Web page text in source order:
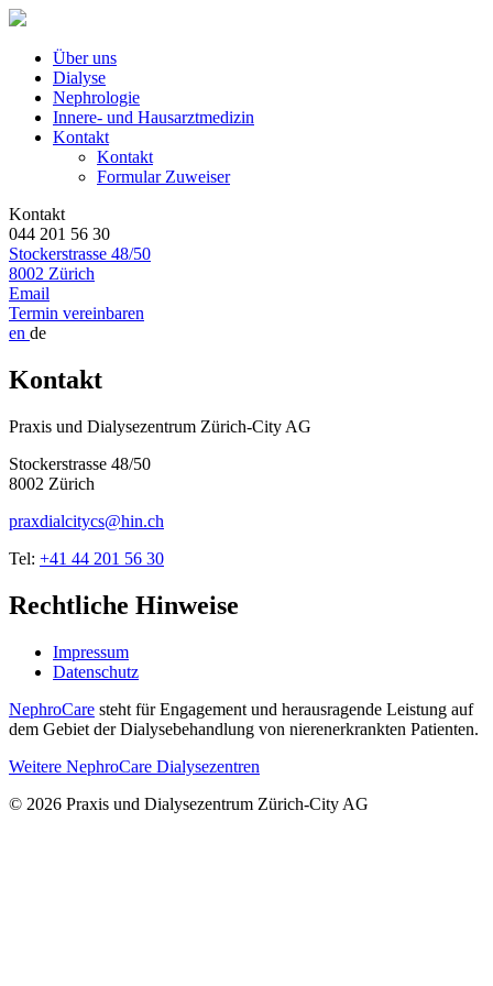
Über uns
Dialyse
Nephrologie
Innere- und Hausarztmedizin
Kontakt
Kontakt
Formular Zuweiser
Kontakt
044 201 56 30
Stockerstrasse 48/50
8002 Zürich
Email
Termin vereinbaren
en de
Kontakt
Praxis und Dialysezentrum Zürich-City AG
Stockerstrasse 48/50
8002 Zürich
praxdialcitycs@hin.ch
Tel: +41 44 201 56 30
Rechtliche Hinweise
Impressum
Datenschutz
NephroCare steht für Engagement und herausragende Leistung auf
dem Gebiet der Dialysebehandlung von nierenerkrankten Patienten.
Weitere NephroCare Dialysezentren
© 2026 Praxis und Dialysezentrum Zürich-City AG